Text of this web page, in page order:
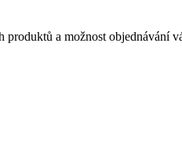
a možnost objednávání